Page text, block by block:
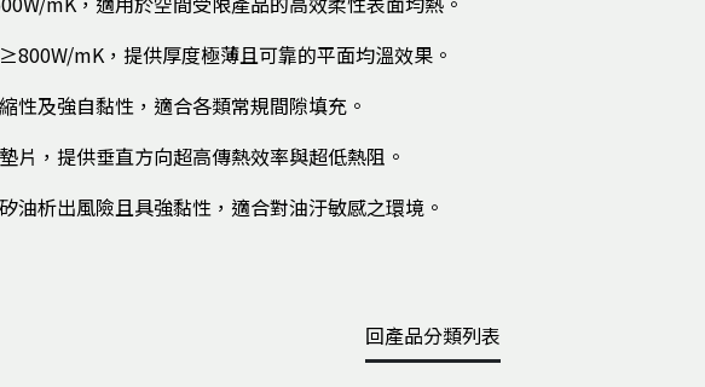
mK，提供厚度極薄且可靠的平面均溫效果。
性及強自黏性，適合各類常規間隙填充。
片，提供垂直方向超高傳熱效率與超低熱阻。
油析出風險且具強黏性，適合對油汙敏感之環境。
回產品分類列表